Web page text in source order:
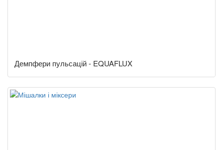
Демпфери пульсацій - EQUAFLUX